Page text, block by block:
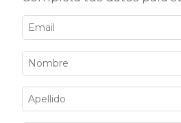
Inicio > Sellos > Fechadores >
Manuales
No tenemos resultados para
intentá con